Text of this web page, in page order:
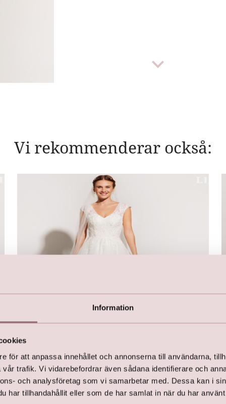
Information
för att anpassa innehållet och annonserna till användarna,
trafik. Vi vidarebefordrar även sådana identifierare och
och analysföretag som vi samarbetar med. Dessa kan i
har tillhandahållit eller som de har samlat in när du har
keyboard_arrow_down
Vi rekommenderar också:
LILLY Brudklänning
kr 14 999,00